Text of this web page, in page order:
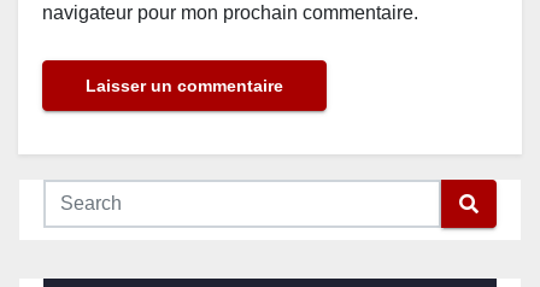
navigateur pour mon prochain commentaire.